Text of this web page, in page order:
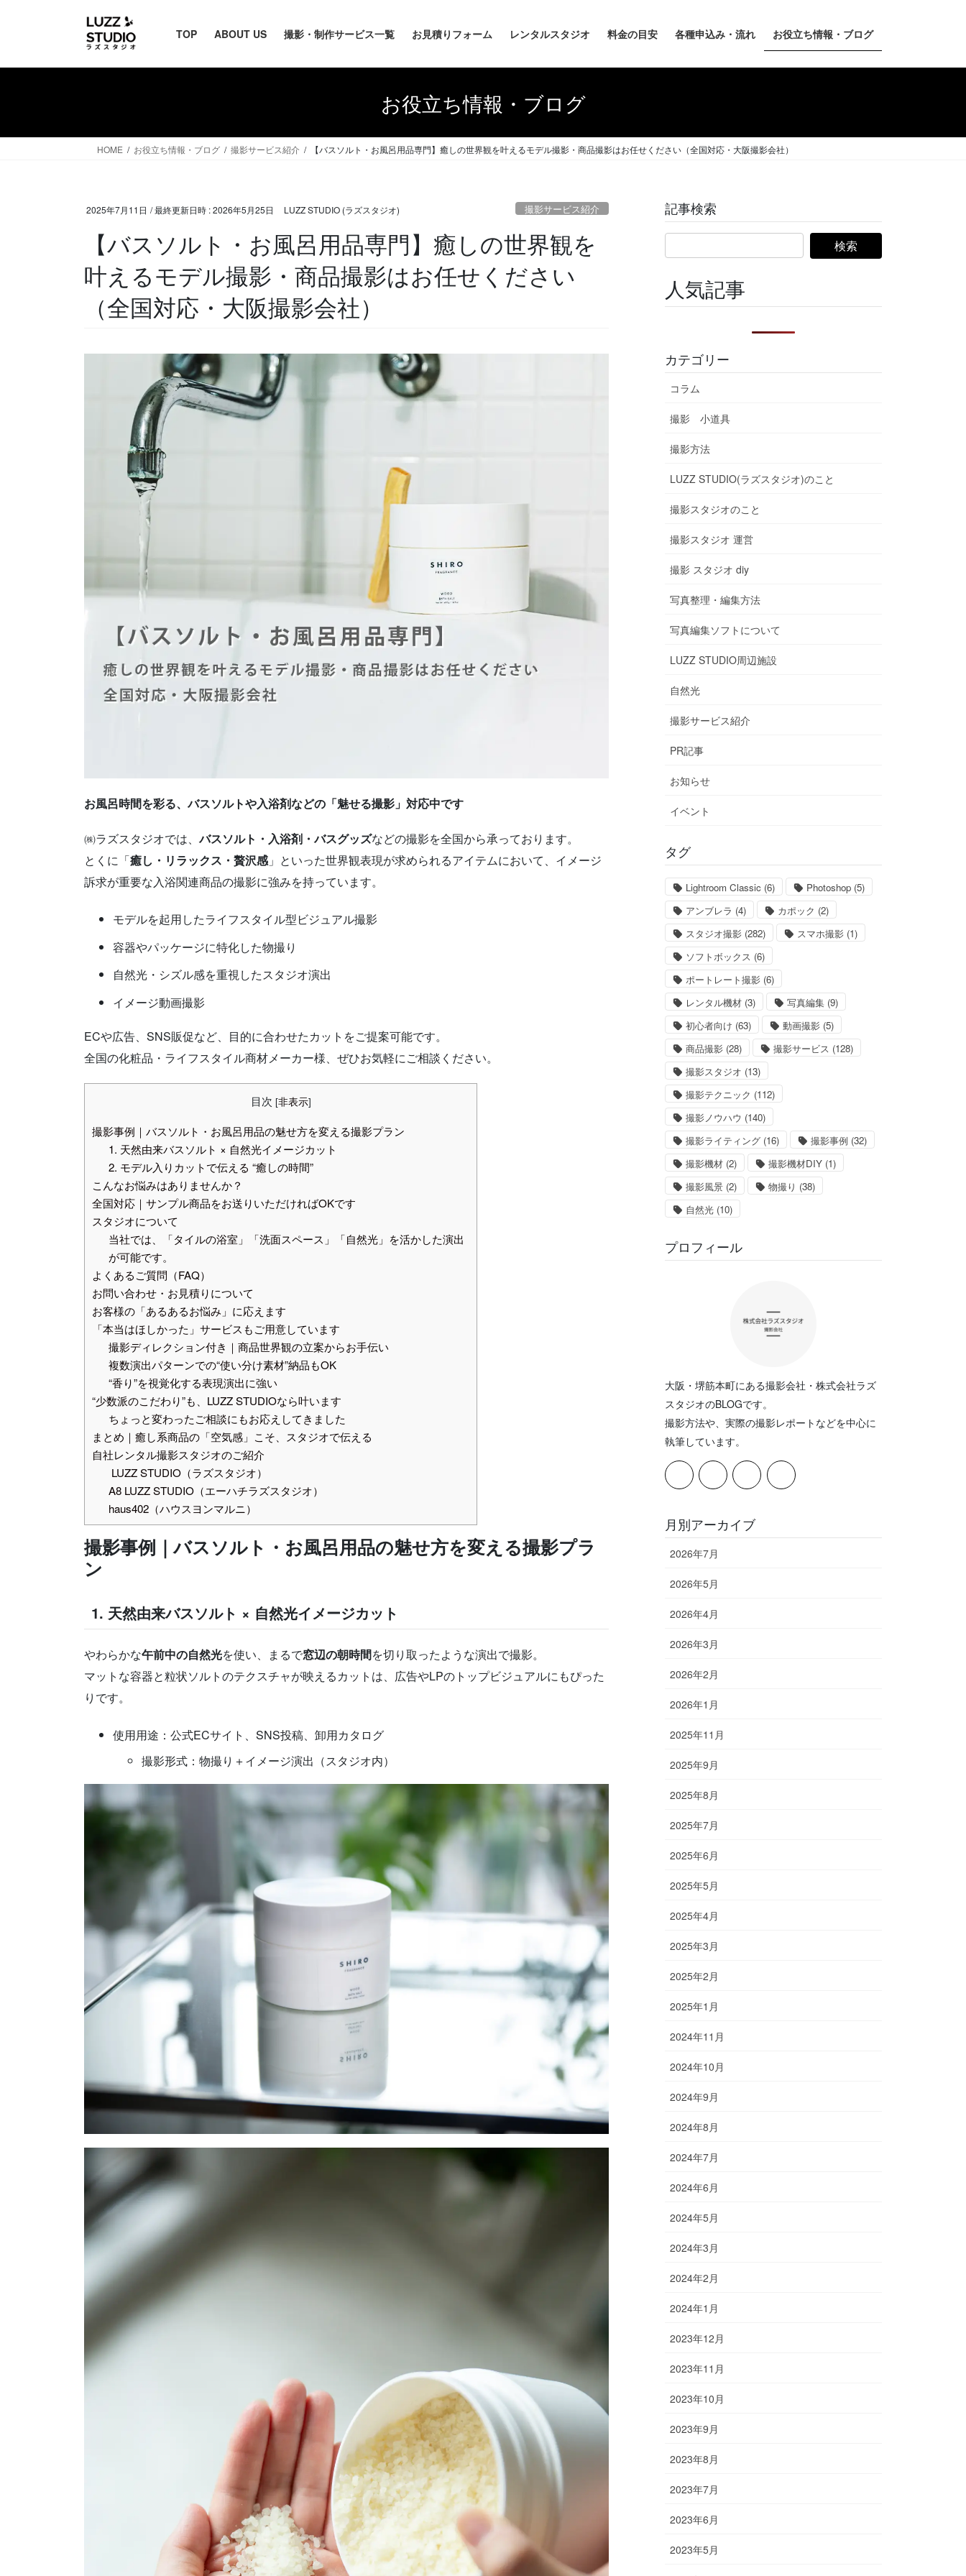
TOP ABOUT US 撮影・制作サービス一覧 お見積りフォーム レンタルスタジオ 料金の目安 各種申込み・流れ お役立ち情報・ブログ
お役立ち情報・ブログ
HOME お役立ち情報・ブログ 撮影サービス紹介 【バスソルト・お風呂用品専門】癒しの世界観を叶えるモデル撮影・商品撮影はお任せください（全国対応・大阪撮影会社）
2025年7月11日 / 最終更新日時 :2026年5月25日 LUZZ STUDIO (ラズスタジオ) 撮影サービス紹介
【バスソルト・お風呂用品専門】癒しの世界観を
叶えるモデル撮影・商品撮影はお任せください
（全国対応・大阪撮影会社）
お風呂時間を彩る、バスソルトや入浴剤などの「魅せる撮影」対応中です
㈱ラズスタジオでは、バスソルト・入浴剤・バスグッズなどの撮影を全国から承っております。
とくに「癒し・リラックス・贅沢感」といった世界観表現が求められるアイテムにおいて、イメージ
訴求が重要な入浴関連商品の撮影に強みを持っています。
モデルを起用したライフスタイル型ビジュアル撮影
容器やパッケージに特化した物撮り
自然光・シズル感を重視したスタジオ演出
イメージ動画撮影
ECや広告、SNS販促など、目的に合わせたカットをご提案可能です。
全国の化粧品・ライフスタイル商材メーカー様、ぜひお気軽にご相談ください。
目次 [非表示]
撮影事例｜バスソルト・お風呂用品の魅せ方を変える撮影プラン
1. 天然由来バスソルト × 自然光イメージカット
2. モデル入りカットで伝える “癒しの時間”
こんなお悩みはありませんか？
全国対応｜サンプル商品をお送りいただければOKです
スタジオについて
当社では、「タイルの浴室」「洗面スペース」「自然光」を活かした演出
が可能です。
よくあるご質問（FAQ）
お問い合わせ・お見積りについて
お客様の「あるあるお悩み」に応えます
「本当はほしかった」サービスもご用意しています
撮影ディレクション付き｜商品世界観の立案からお手伝い
複数演出パターンでの“使い分け素材”納品もOK
“香り”を視覚化する表現演出に強い
“少数派のこだわり”も、LUZZ STUDIOなら叶います
ちょっと変わったご相談にもお応えしてきました
まとめ｜癒し系商品の「空気感」こそ、スタジオで伝える
自社レンタル撮影スタジオのご紹介
LUZZ STUDIO（ラズスタジオ）
A8 LUZZ STUDIO（エーハチラズスタジオ）
haus402（ハウスヨンマルニ）
撮影事例｜バスソルト・お風呂用品の魅せ方を変える撮影プラ
ン
1. 天然由来バスソルト × 自然光イメージカット
やわらかな午前中の自然光を使い、まるで窓辺の朝時間を切り取ったような演出で撮影。
マットな容器と粒状ソルトのテクスチャが映えるカットは、広告やLPのトップビジュアルにもぴった
りです。
使用用途：公式ECサイト、SNS投稿、卸用カタログ
撮影形式：物撮り＋イメージ演出（スタジオ内）
記事検索
人気記事
カテゴリー
コラム
撮影 小道具
撮影方法
LUZZ STUDIO(ラズスタジオ)のこと
撮影スタジオのこと
撮影スタジオ 運営
撮影 スタジオ diy
写真整理・編集方法
写真編集ソフトについて
LUZZ STUDIO周辺施設
自然光
撮影サービス紹介
PR記事
お知らせ
イベント
タグ
Lightroom Classic (6) Photoshop (5)
アンブレラ (4) カポック (2)
スタジオ撮影 (282) スマホ撮影 (1)
ソフトボックス (6)
ポートレート撮影 (6)
レンタル機材 (3) 写真編集 (9)
初心者向け (63) 動画撮影 (5)
商品撮影 (28) 撮影サービス (128)
撮影スタジオ (13)
撮影テクニック (112)
撮影ノウハウ (140)
撮影ライティング (16) 撮影事例 (32)
撮影機材 (2) 撮影機材DIY (1)
撮影風景 (2) 物撮り (38)
自然光 (10)
プロフィール
大阪・堺筋本町にある撮影会社・株式会社ラズ
スタジオのBLOGです。
撮影方法や、実際の撮影レポートなどを中心に
執筆しています。
月別アーカイブ
2026年7月
2026年5月
2026年4月
2026年3月
2026年2月
2026年1月
2025年11月
2025年9月
2025年8月
2025年7月
2025年6月
2025年5月
2025年4月
2025年3月
2025年2月
2025年1月
2024年11月
2024年10月
2024年9月
2024年8月
2024年7月
2024年6月
2024年5月
2024年3月
2024年2月
2024年1月
2023年12月
2023年11月
2023年10月
2023年9月
2023年8月
2023年7月
2023年6月
2023年5月